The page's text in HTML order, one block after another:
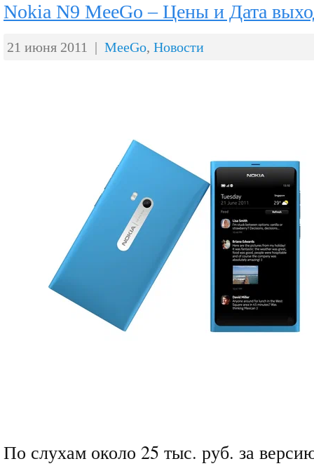
Nokia N9 MeeGo – Цены и Дата
21 июня 2011 | MeeGo, Новости
По слухам около 25 тыс. руб. за